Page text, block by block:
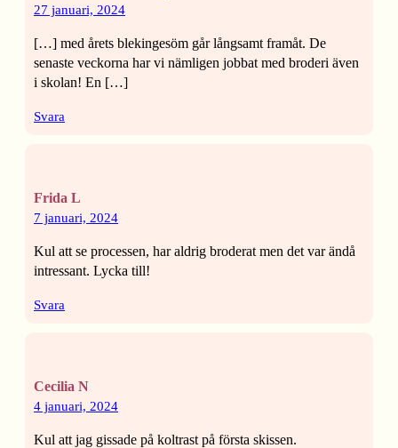
27 januari, 2024
[…] med årets blekingesöm går långsamt framåt. De
senaste veckorna har vi nämligen jobbat med broderi även
i skolan! En […]
Svara
Frida L
7 januari, 2024
Kul att se processen, har aldrig broderat men det var ändå
intressant. Lycka till!
Svara
Cecilia N
4 januari, 2024
Kul att jag gissade på koltrast på första skissen.